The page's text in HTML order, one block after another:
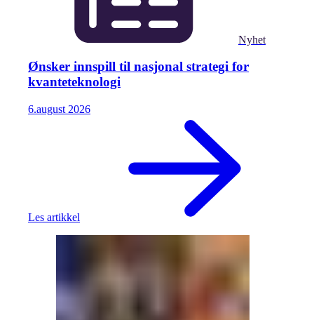
Nyhet
Ønsker innspill til nasjonal strategi for
kvanteteknologi
6.august 2026
Les artikkel